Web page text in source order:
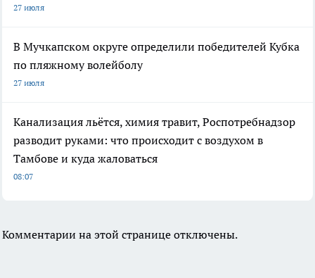
27 июля
В Мучкапском округе определили победителей Кубка
по пляжному волейболу
27 июля
Канализация льётся, химия травит, Роспотребнадзор
разводит руками: что происходит с воздухом в
Тамбове и куда жаловаться
08:07
Комментарии на этой странице отключены.